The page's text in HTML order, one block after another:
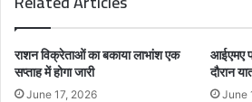
राशन विक्रेताओं का बकाया लाभांश एक
सप्ताह में होगा जारी
June 17, 2026
आईएमए
दौरान
June